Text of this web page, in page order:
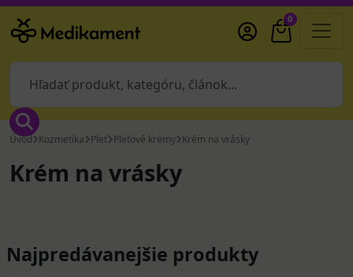
0
Úvod Kozmetika Pleť Pleťové krémy Krém na vrásky
Krém na vrásky
Najpredávanejšie produkty